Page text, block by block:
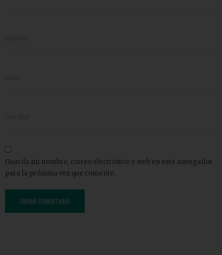
Guarda mi nombre, correo electrónico y web en este navegador
para la próxima vez que comente.